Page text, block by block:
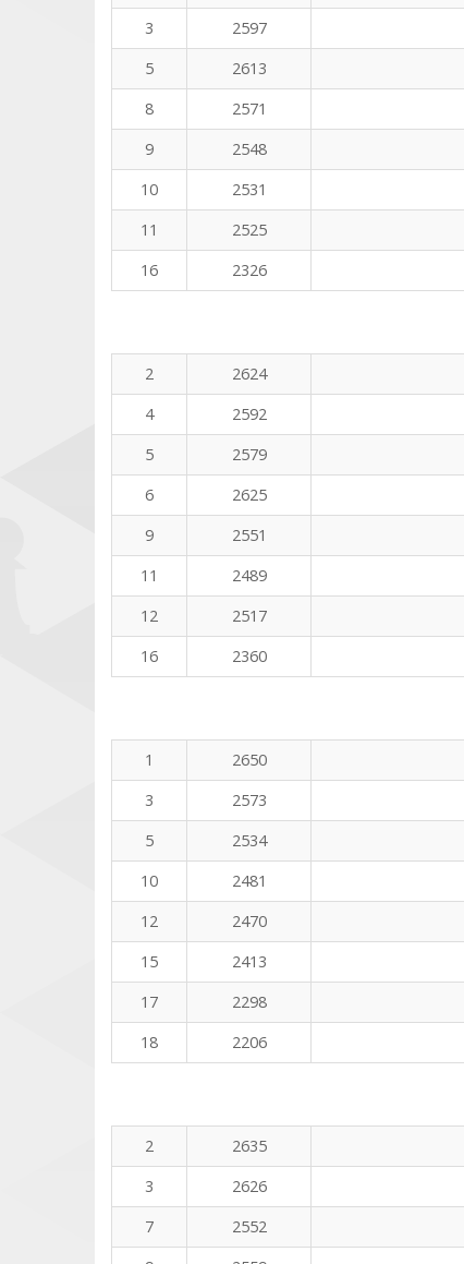
3
2597
5
2613
8
2571
9
2548
10
2531
11
2525
16
2326
2
2624
4
2592
5
2579
6
2625
9
2551
11
2489
12
2517
16
2360
1
2650
3
2573
5
2534
10
2481
12
2470
15
2413
17
2298
18
2206
2
2635
3
2626
7
2552